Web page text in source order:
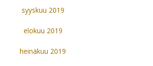
syyskuu 2019
elokuu 2019
heinäkuu 2019